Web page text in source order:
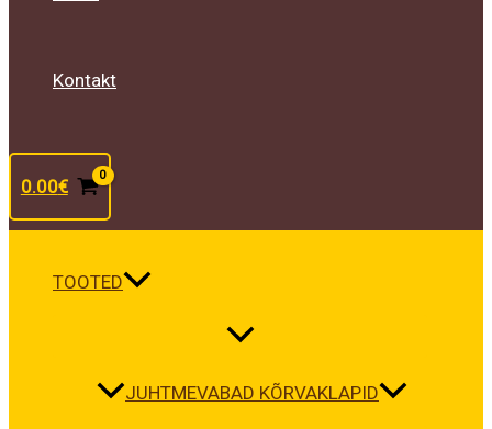
Kontakt
0.00€
TOOTED
JUHTMEVABAD KÕRVAKLAPID